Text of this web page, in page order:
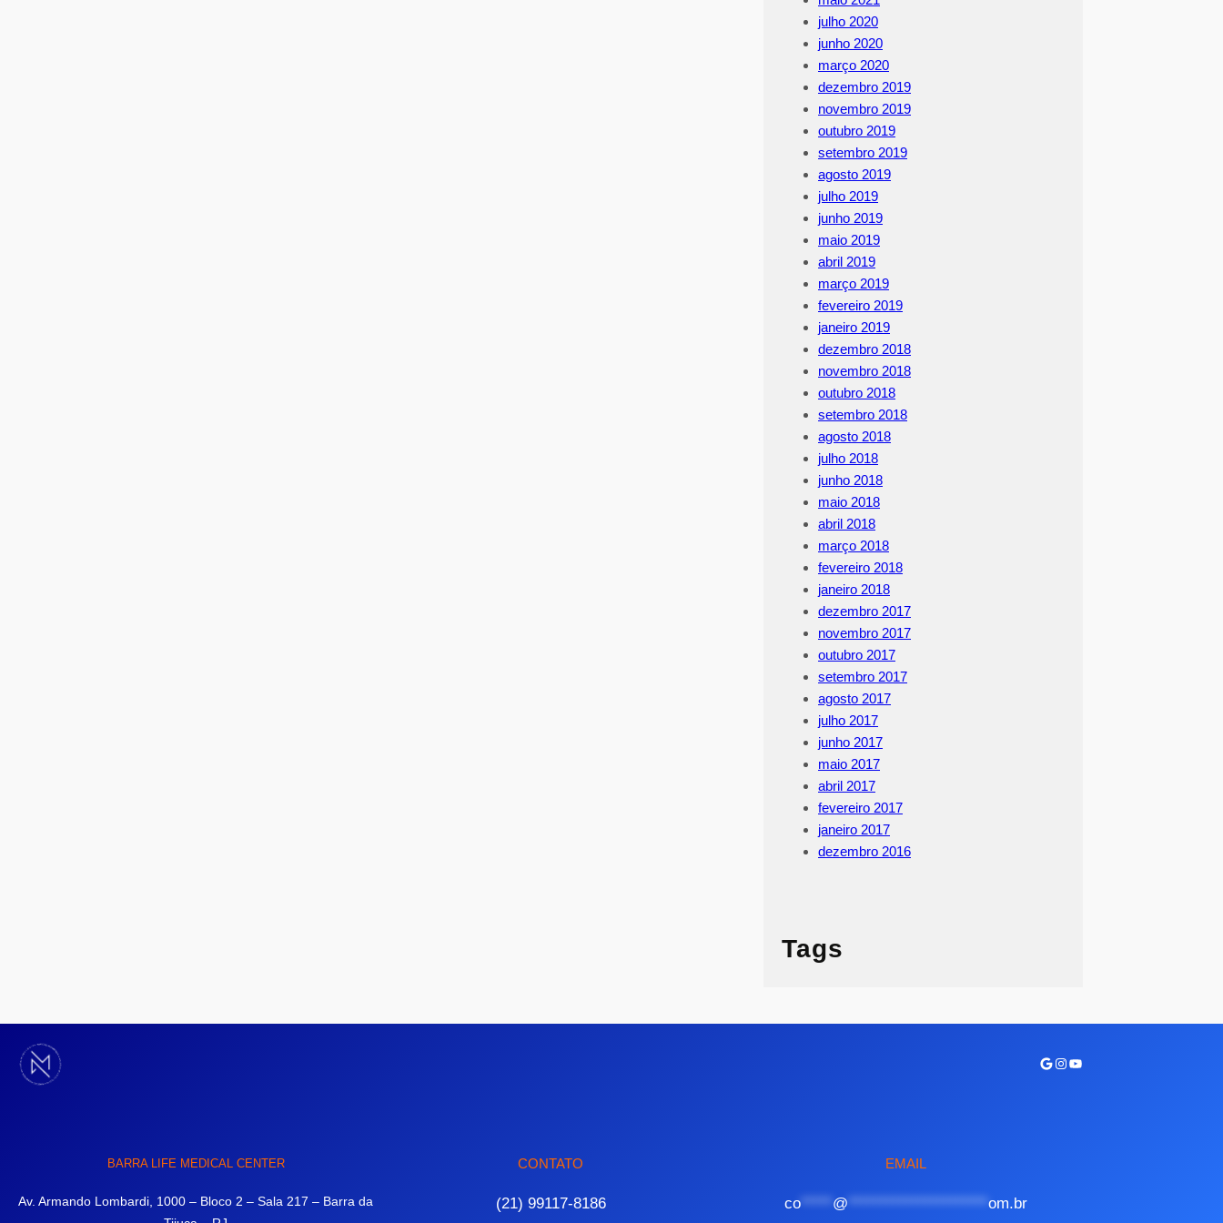
julho 2020
junho 2020
março 2020
dezembro 2019
novembro 2019
outubro 2019
setembro 2019
agosto 2019
julho 2019
junho 2019
maio 2019
abril 2019
março 2019
fevereiro 2019
janeiro 2019
dezembro 2018
novembro 2018
outubro 2018
setembro 2018
agosto 2018
julho 2018
junho 2018
maio 2018
abril 2018
março 2018
fevereiro 2018
janeiro 2018
dezembro 2017
novembro 2017
outubro 2017
setembro 2017
agosto 2017
julho 2017
junho 2017
maio 2017
abril 2017
fevereiro 2017
janeiro 2017
dezembro 2016
Tags
Google
Instagram
Youtube
BARRA LIFE MEDICAL CENTER
Av. Armando Lombardi, 1000 – Bloco 2 – Sala 217 – Barra da
CONTATO
(21) 99117-8186
EMAIL
co***** @ ********************** om.br